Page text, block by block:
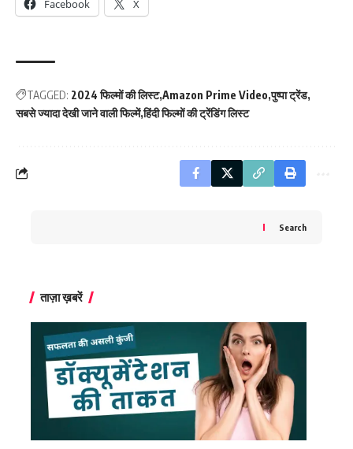
Facebook X
TAGGED: 2024 फिल्मों की लिस्ट Amazon Prime Video पुष्पा ट्रेंड
सबसे ज्यादा देखी जाने वाली फिल्में हिंदी फिल्मों की ट्रेंडिंग लिस्ट
Search
ताज़ा ख़बरें